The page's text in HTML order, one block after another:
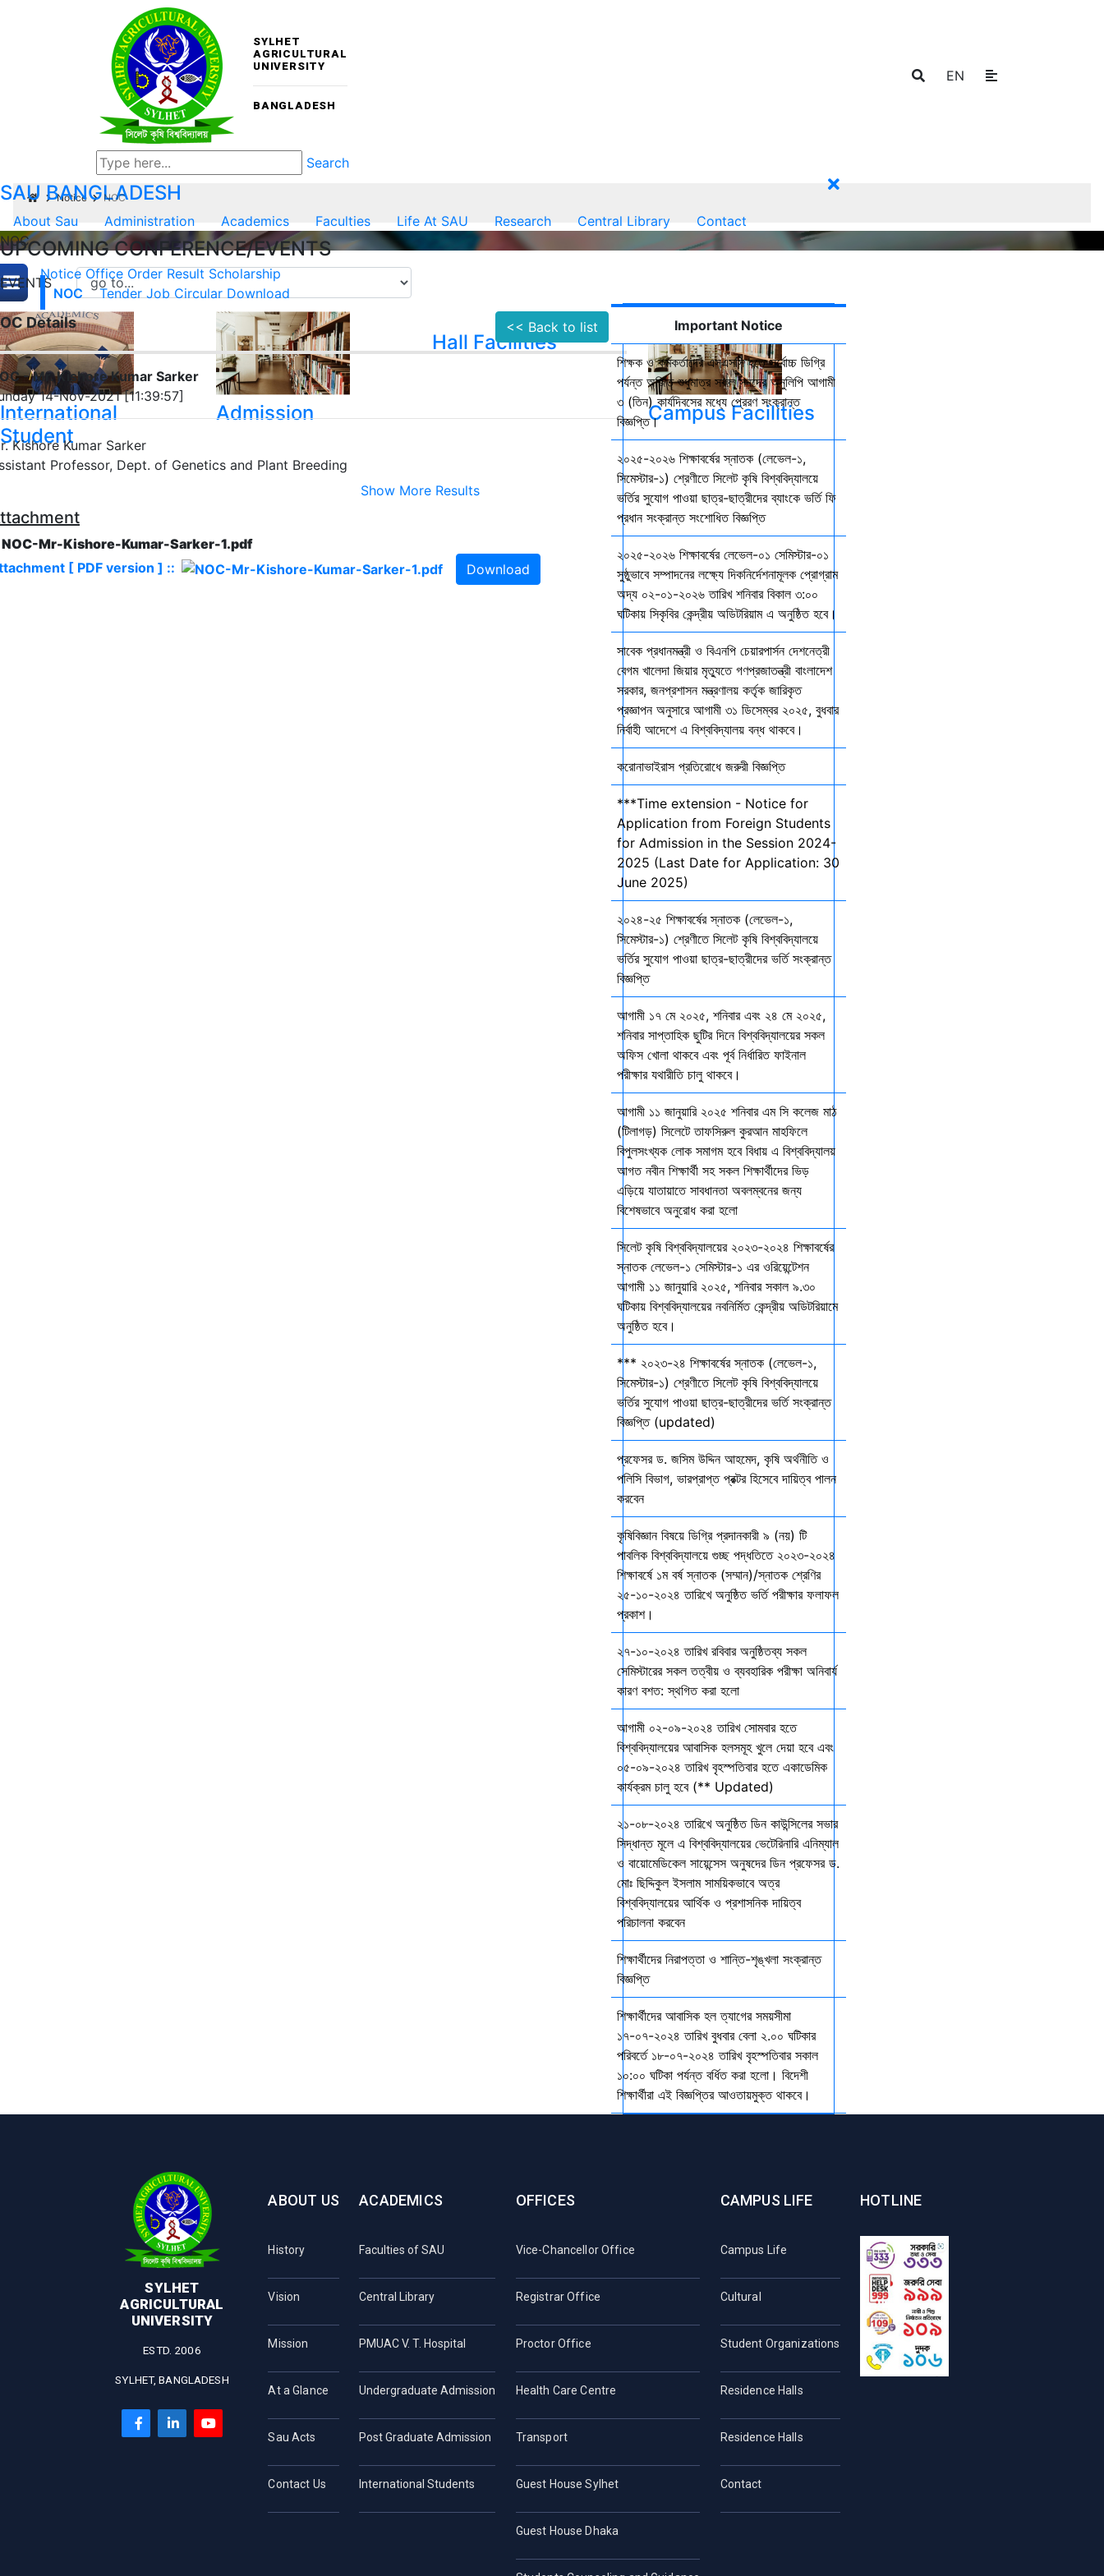
SYLHET
AGRICULTURAL
UNIVERSITY
BANGLADESH
EN
Search
SAU BANGLADESH
About Sau Administration Academics Faculties Life At SAU Research Central Library Contact
UPCOMING CONFERENCE/EVENTS
EVENTS
International
Student
Admission
Hall Facilities
Campus Facilities
Show More Results
Notice NOC
NOC
Notice Office Order Result Scholarship
NOC
Tender Job Circular Download
Details << Back to list
- Mr. Kishore Kumar Sarker
14-Nov-2021 [11:39:57]
Kishore Kumar Sarker
Professor, Dept. of Genetics and Plant Breeding
NOC-Mr-Kishore-Kumar-Sarker-1.pdf
[ PDF version ] ::
Download
Important Notice
শিক্ষক ও কর্মকর্তাদের এসএসসি হতে সর্বোচ্চ ডিগ্রি
পর্যন্ত অর্জিত শুধুমাত্র সকল সনদের অনুলিপি আগামী
৩ (তিন) কার্যদিবসের মধ্যে প্রেরণ সংক্রান্ত
বিজ্ঞপ্তি।
২০২৫-২০২৬ শিক্ষাবর্ষের স্নাতক (লেভেল-১,
সিমেস্টার-১) শ্রেণীতে সিলেট কৃষি বিশ্ববিদ্যালয়ে
ভর্তির সুযোগ পাওয়া ছাত্র-ছাত্রীদের ব্যাংকে ভর্তি ফি
প্রধান সংক্রান্ত সংশোধিত বিজ্ঞপ্তি
২০২৫-২০২৬ শিক্ষাবর্ষের লেভেল-০১ সেমিস্টার-০১
সুষ্ঠুভাবে সম্পাদনের লক্ষ্যে দিকনির্দেশনামূলক প্রোগ্রাম
অদ্য ০২-০১-২০২৬ তারিখ শনিবার বিকাল ৩:০০
ঘটিকায় সিকৃবির কেন্দ্রীয় অডিটরিয়াম এ অনুষ্ঠিত হবে।
সাবেক প্রধানমন্ত্রী ও বিএনপি চেয়ারপার্সন দেশনেত্রী
বেগম খালেদা জিয়ার মৃত্যুতে গণপ্রজাতন্ত্রী বাংলাদেশ
সরকার, জনপ্রশাসন মন্ত্রণালয় কর্তৃক জারিকৃত
প্রজ্ঞাপন অনুসারে আগামী ৩১ ডিসেম্বর ২০২৫, বুধবার
নির্বাহী আদেশে এ বিশ্ববিদ্যালয় বন্ধ থাকবে।
করোনাভাইরাস প্রতিরোধে জরুরী বিজ্ঞপ্তি
***Time extension - Notice for
Application from Foreign Students
for Admission in the Session 2024-
2025 (Last Date for Application: 30
June 2025)
২০২৪-২৫ শিক্ষাবর্ষের স্নাতক (লেভেল-১,
সিমেস্টার-১) শ্রেণীতে সিলেট কৃষি বিশ্ববিদ্যালয়ে
ভর্তির সুযোগ পাওয়া ছাত্র-ছাত্রীদের ভর্তি সংক্রান্ত
বিজ্ঞপ্তি
আগামী ১৭ মে ২০২৫, শনিবার এবং ২৪ মে ২০২৫,
শনিবার সাপ্তাহিক ছুটির দিনে বিশ্ববিদ্যালয়ের সকল
অফিস খোলা থাকবে এবং পূর্ব নির্ধারিত ফাইনাল
পরীক্ষার যথারীতি চালু থাকবে।
আগামী ১১ জানুয়ারি ২০২৫ শনিবার এম সি কলেজ মাঠ
(টিলাগড়) সিলেটে তাফসিরুল কুরআন মাহফিলে
বিপুলসংখ্যক লোক সমাগম হবে বিধায় এ বিশ্ববিদ্যালয়
আগত নবীন শিক্ষার্থী সহ সকল শিক্ষার্থীদের ভিড়
এড়িয়ে যাতায়াতে সাবধানতা অবলম্বনের জন্য
বিশেষভাবে অনুরোধ করা হলো
সিলেট কৃষি বিশ্ববিদ্যালয়ের ২০২৩-২০২৪ শিক্ষাবর্ষের
স্নাতক লেভেল-১ সেমিস্টার-১ এর ওরিয়েন্টেশন
আগামী ১১ জানুয়ারি ২০২৫, শনিবার সকাল ৯.৩০
ঘটিকায় বিশ্ববিদ্যালয়ের নবনির্মিত কেন্দ্রীয় অডিটরিয়ামে
অনুষ্ঠিত হবে।
*** ২০২৩-২৪ শিক্ষাবর্ষের স্নাতক (লেভেল-১,
সিমেস্টার-১) শ্রেণীতে সিলেট কৃষি বিশ্ববিদ্যালয়ে
ভর্তির সুযোগ পাওয়া ছাত্র-ছাত্রীদের ভর্তি সংক্রান্ত
বিজ্ঞপ্তি (updated)
প্রফেসর ড. জসিম উদ্দিন আহমেদ, কৃষি অর্থনীতি ও
পলিসি বিভাগ, ভারপ্রাপ্ত প্রক্টর হিসেবে দায়িত্ব পালন
করবেন
কৃষিবিজ্ঞান বিষয়ে ডিগ্রি প্রদানকারী ৯ (নয়) টি
পাবলিক বিশ্ববিদ্যালয়ে গুচ্ছ পদ্ধতিতে ২০২৩-২০২৪
শিক্ষাবর্ষে ১ম বর্ষ স্নাতক (সম্মান)/স্নাতক শ্রেণির
২৫-১০-২০২৪ তারিখে অনুষ্ঠিত ভর্তি পরীক্ষার ফলাফল
প্রকাশ।
২৭-১০-২০২৪ তারিখ রবিবার অনুষ্ঠিতব্য সকল
সেমিস্টারের সকল তত্বীয় ও ব্যবহারিক পরীক্ষা অনিবার্য
কারণ বশত: স্থগিত করা হলো
আগামী ০২-০৯-২০২৪ তারিখ সোমবার হতে
বিশ্ববিদ্যালয়ের আবাসিক হলসমূহ খুলে দেয়া হবে এবং
০৫-০৯-২০২৪ তারিখ বৃহস্পতিবার হতে একাডেমিক
কার্যক্রম চালু হবে (** Updated)
২১-০৮-২০২৪ তারিখে অনুষ্ঠিত ডিন কাউন্সিলের সভার
সিদ্ধান্ত মূলে এ বিশ্ববিদ্যালয়ের ভেটেরিনারি এনিম্যাল
ও বায়োমেডিকেল সায়েন্সেস অনুষদের ডিন প্রফেসর ড.
মোঃ ছিদ্দিকুল ইসলাম সাময়িকভাবে অত্র
বিশ্ববিদ্যালয়ের আর্থিক ও প্রশাসনিক দায়িত্ব
পরিচালনা করবেন
শিক্ষার্থীদের নিরাপত্তা ও শান্তি-শৃঙ্খলা সংক্রান্ত
বিজ্ঞপ্তি
শিক্ষার্থীদের আবাসিক হল ত্যাগের সময়সীমা
১৭-০৭-২০২৪ তারিখ বুধবার বেলা ২.০০ ঘটিকার
পরিবর্তে ১৮-০৭-২০২৪ তারিখ বৃহস্পতিবার সকাল
১০:০০ ঘটিকা পর্যন্ত বর্ধিত করা হলো। বিদেশী
শিক্ষার্থীরা এই বিজ্ঞপ্তির আওতায়মুক্ত থাকবে।
SYLHET
AGRICULTURAL
UNIVERSITY
ESTD. 2006
SYLHET, BANGLADESH
ABOUT US
History
Vision
Mission
At a Glance
Sau Acts
Contact Us
ACADEMICS
Faculties of SAU
Central Library
PMUAC V. T. Hospital
Undergraduate Admission
Post Graduate Admission
International Students
OFFICES
Vice-Chancellor Office
Registrar Office
Proctor Office
Health Care Centre
Transport
Guest House Sylhet
Guest House Dhaka
CAMPUS LIFE
Campus Life
Cultural
Student Organizations
Residence Halls
Residence Halls
Contact
HOTLINE